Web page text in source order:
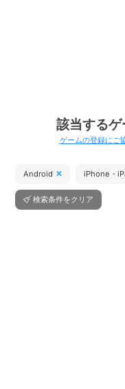
該当する
ゲームの登録にご
Android iPhone・
検索条件をクリア